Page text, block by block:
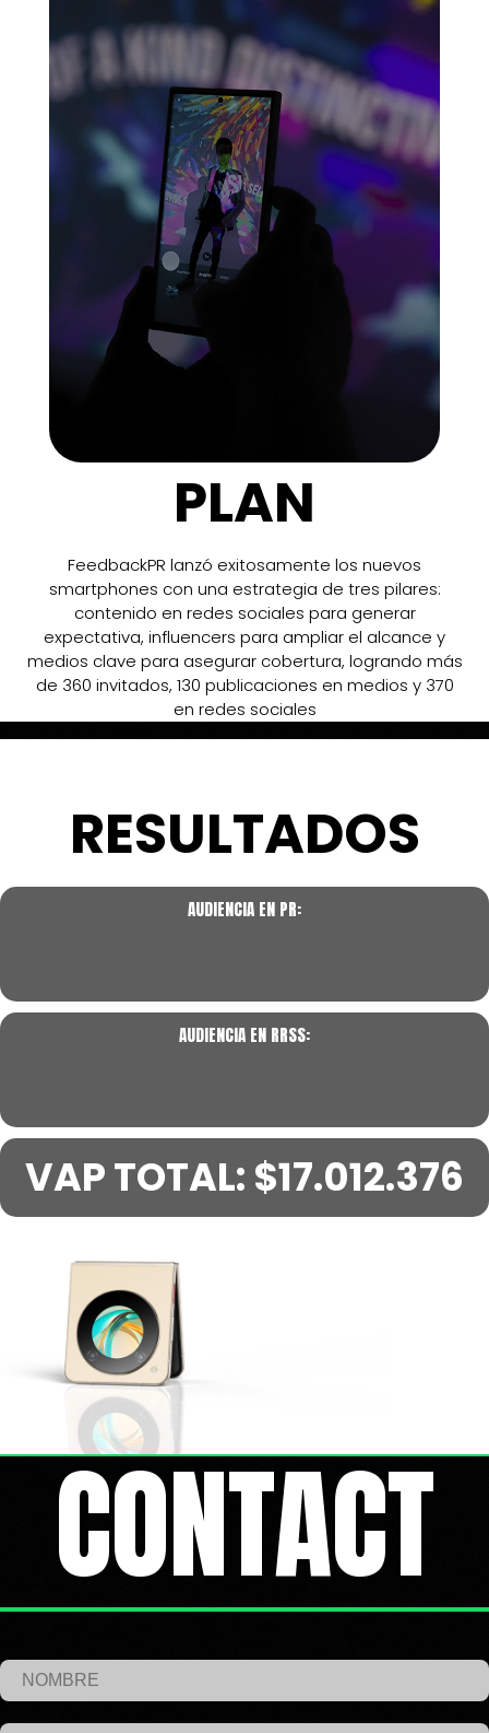
PLAN
FeedbackPR lanzó exitosamente los nuevos
smartphones con una estrategia de tres pilares:
contenido en redes sociales para generar
expectativa, influencers para ampliar el alcance y
medios clave para asegurar cobertura, logrando más
de 360 invitados, 130 publicaciones en medios y 370
en redes sociales
RESULTADOS
AUDIENCIA EN PR:
AUDIENCIA EN RRSS:
VAP TOTAL: $17.012.376
CONTACT